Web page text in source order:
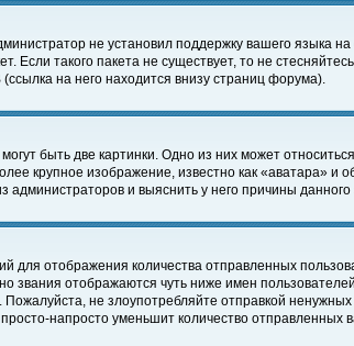
не установил поддержку вашего
Если такого пакета не существует, то не
на него находится внизу страниц форума).
быть две картинки. Одно из них может
крупное изображение, известно как «аватара»
и выяснить у него причины данного
для отображения количества отправленных
звания отображаются чуть ниже имен
Пожалуйста, не злоупотребляйте отправкой
напросто уменьшит количество